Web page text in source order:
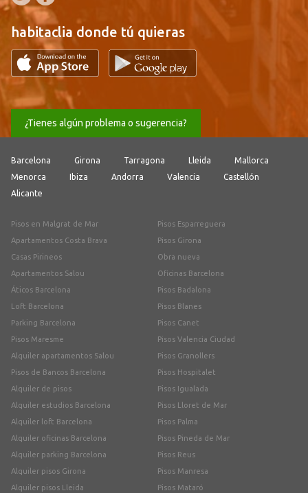
habitaclia donde tú quieras
¿Tienes algún problema o sugerencia?
Barcelona Girona Tarragona Lleida
Mallorca
Menorca
Ibiza Andorra Valencia
Castellón
Alicante
Pisos en Malgrat de Mar
Apartamentos Costa Brava
Casas Pirineos
Apartamentos Salou
Áticos Barcelona
Loft Barcelona
Parking Barcelona
Pisos Maresme
Alquiler apartamentos Salou
Pisos de Bancos Barcelona
Alquiler de pisos
Alquiler estudios Barcelona
Alquiler loft Barcelona
Alquiler oficinas Barcelona
Alquiler parking Barcelona
Alquiler pisos Girona
Alquiler pisos Lleida
Pisos Esparreguera
Pisos Girona
Obra nueva
Oficinas Barcelona
Pisos Badalona
Pisos Blanes
Pisos Canet
Pisos Valencia Ciudad
Pisos Granollers
Pisos Hospitalet
Pisos Igualada
Pisos Lloret de Mar
Pisos Palma
Pisos Pineda de Mar
Pisos Reus
Pisos Manresa
Pisos Mataró